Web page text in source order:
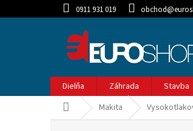
na
0911 931 019
Dielňa Záhrada Stavba
DomovMakita